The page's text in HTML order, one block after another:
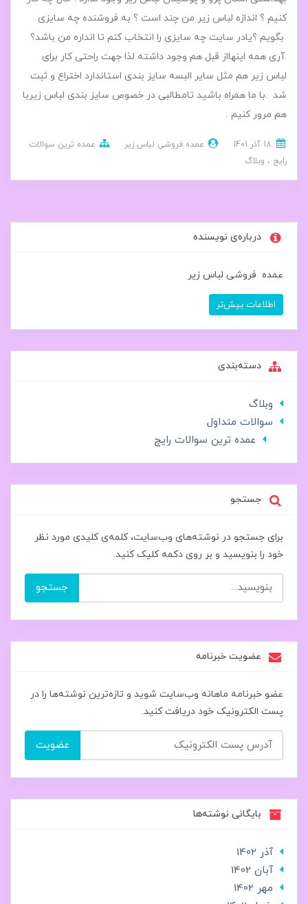
کنیم ؟ اندازه لباس زیر من چند است ؟ به فروشنده چه سایزی
بگویم ؟یادر سایت چه سایزی را انتخاب کنم تا انداره من باشد؟
.آری همه اینهااز قبل هم وجود داشته لذا جهت راحتی کار برای
لباس زیر هم مثل سایر البسه سایز بندی استاندارد اختراع و ثبت
شد .با ما همراه باشید تامطالبی در خصوص سایز بندی لباس زیربا
هم مرور کنیم .
عمده فروشی لباس زیر
عمده ترین سوالات
رایج
وبلاگ
درباره‌ی نویسنده
عمده فروشی لباس زیر
اطلاعات بیش‌تر
دسته‌بندی
وبلاگ
سوالات متداول
عمده ترین سوالات رایج
جستجو
برای جستجو در نوشته‌های وب‌سایت، کلمه‌ی کلیدی مورد نظر
خود را بنویسید و بر روی دکمه کلیک کنید.
جستجو
عضویت خبرنامه
عضو خبرنامه ماهانه وب‌سایت شوید و تازه‌ترین نوشته‌ها را در
پست الکترونیک خود دریافت کنید.
عضویت
بایگانی نوشته‌ها
آذر 1402
آبان 1402
مهر 1402